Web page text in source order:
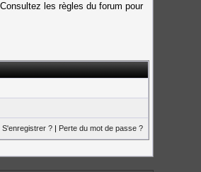
les règles du forum pour
S'enregistrer ?| Perte du mot de passe ?